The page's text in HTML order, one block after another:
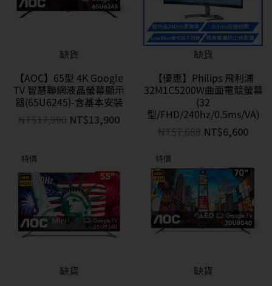
缺貨
【AOC】65型 4K Google
TV 智慧聯網液晶螢幕顯示
器(65U6245)-含基本安裝
NT$17,990 NT$13,900
缺貨
【優惠】Philips 飛利浦
32M1C5200W曲面電競螢幕
(32
型/FHD/240hz/0.5ms/VA)
NT$7,688 NT$6,600
特價
缺貨
特價
缺貨